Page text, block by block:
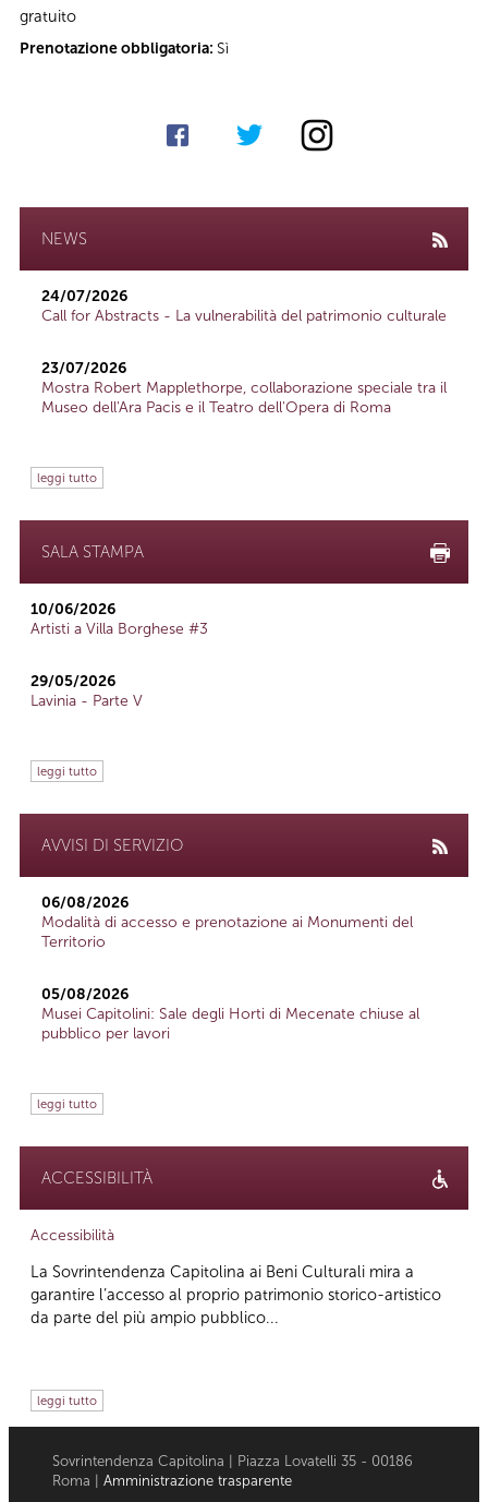
gratuito
Prenotazione obbligatoria: Sì
NEWS
24/07/2026
Call for Abstracts - La vulnerabilità del patrimonio culturale
23/07/2026
Mostra Robert Mapplethorpe, collaborazione speciale tra il
Museo dell'Ara Pacis e il Teatro dell'Opera di Roma
leggi tutto
SALA STAMPA
10/06/2026
Artisti a Villa Borghese #3
29/05/2026
Lavinia - Parte V
leggi tutto
AVVISI DI SERVIZIO
06/08/2026
Modalità di accesso e prenotazione ai Monumenti del
Territorio
05/08/2026
Musei Capitolini: Sale degli Horti di Mecenate chiuse al
pubblico per lavori
leggi tutto
ACCESSIBILITÀ
Accessibilità
La Sovrintendenza Capitolina ai Beni Culturali mira a
garantire l’accesso al proprio patrimonio storico-artistico
da parte del più ampio pubblico...
leggi tutto
Sovrintendenza Capitolina | Piazza Lovatelli 35 - 00186
Roma | Amministrazione trasparente